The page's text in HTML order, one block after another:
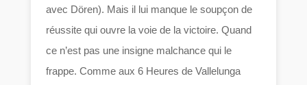
avec Dören). Mais il lui manque le soupçon de
réussite qui ouvre la voie de la victoire. Quand
ce n’est pas une insigne malchance qui le
frappe. Comme aux 6 Heures de Vallelunga